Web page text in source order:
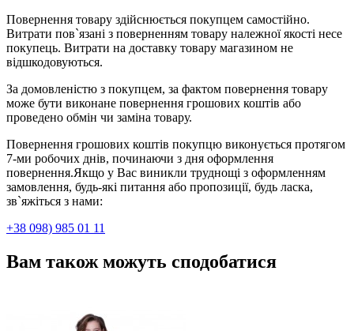
Повернення товару здійснюється покупцем самостійно.
Витрати пов`язані з поверненням товару належної якості несе
покупець. Витрати на доставку товару магазином не
відшкодовуються.
За домовленістю з покупцем, за фактом повернення товару
може бути виконане повернення грошових коштів або
проведено обмін чи заміна товару.
Повернення грошових коштів покупцю виконується протягом
7-ми робочих днів, починаючи з дня оформлення
повернення.Якщо у Вас виникли труднощі з оформленням
замовлення, будь-які питання або пропозиції, будь ласка,
зв`яжіться з нами:
+38 098) 985 01 11
Вам також можуть сподобатися